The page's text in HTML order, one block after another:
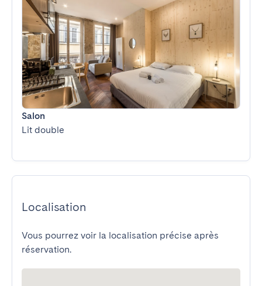
Salon
Lit double
Localisation
Vous pourrez voir la localisation précise après
réservation.